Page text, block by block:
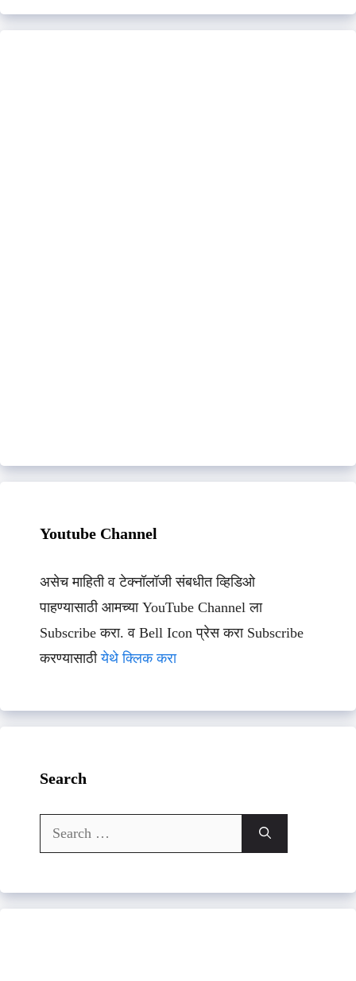
Youtube Channel
असेच माहिती व टेक्नॉलॉजी संबधीत व्हिडिओ
पाहण्यासाठी आमच्या YouTube Channel ला
Subscribe करा. व Bell Icon प्रेस करा Subscribe
करण्यासाठीयेथे क्लिक करा
Search
Search
for: